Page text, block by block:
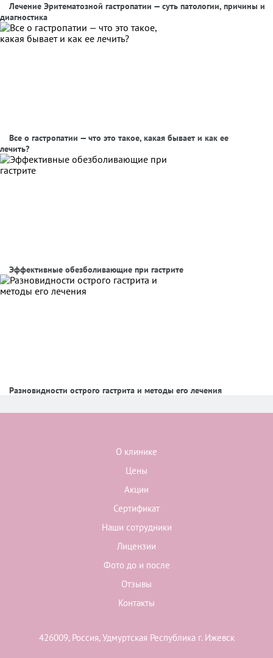
Лечение Эритематозной гастропатии — суть патологии, причины и
диагностика
Все о гастропатии — что это такое, какая бывает и как ее
лечить?
Эффективные обезболивающие при гастрите
Разновидности острого гастрита и методы его лечения
О клинике
Цены
Акции
Сертификат
Наши сотрудники
Лицензии
Фото до и после
Отзывы
Контакты
426009, Россия, Удмуртская Республика г. Ижевск